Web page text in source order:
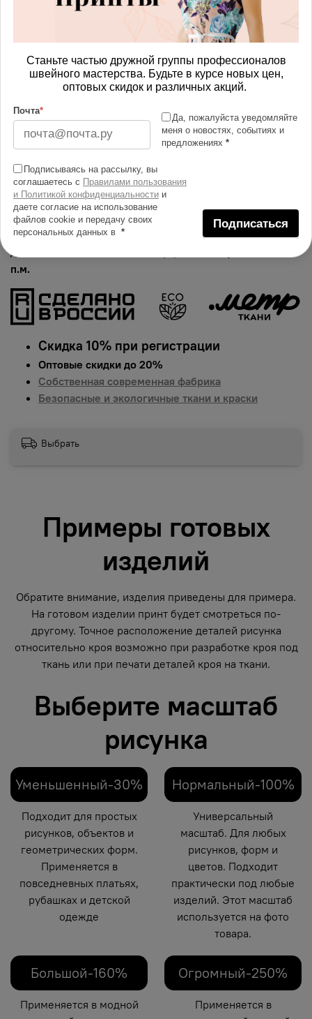
Получить доступ к оптовым ценам
В корзину
Изменить масштаб
Купить в 1 клик
Добавить в сравнение
Описание тканей
Яркий и сочный принт на ткани муслин. Гарантированная
долговечность цвета, идеально подходит для одежды,
домашнего текстиля и аксессуаров.
п.м.
Скидка 10% при регистрации
Оптовые скидки до 20%
Собственная современная фабрика
Безопасные и экологичные ткани и краски
Выбрать
Примеры готовых
изделий
Обратите внимание, изделия приведены для примера.
На готовом изделии принт будет смотреться по-
другому. Точное расположение деталей рисунка
относительно кроя возможно при разработке кроя под
ткань или при печати деталей кроя на ткани.
Выберите масштаб
рисунка
Уменьшенный-30%
Подходит для простых
рисунков, объектов и
геометрических форм.
Применяется в
повседневных платьях,
рубашках и детской
одежде
Нормальный-100%
Универсальный
масштаб. Для любых
рисунков, форм и
цветов. Подходит
практически под любые
изделий. Этот масштаб
используется на фото
товара.
Большой-160%
Применяется в модной
Огромный-250%
Применяется в
Станьте частью дружной группы профессионалов
швейного мастерства. Будьте в курсе новых цен,
оптовых скидок и различных акций.
Почта*
Да, пожалуйста уведомляйте
меня о новостях, событиях и
предложениях *
Подписываясь на рассылку, вы
соглашаетесь с Правилами пользования
и Политикой конфиденциальности и
даете согласие на использование
файлов cookie и передачу своих
персональных данных в *
Подписаться